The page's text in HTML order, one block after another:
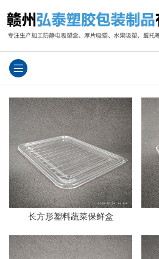
长方形塑料蔬菜保鲜盒